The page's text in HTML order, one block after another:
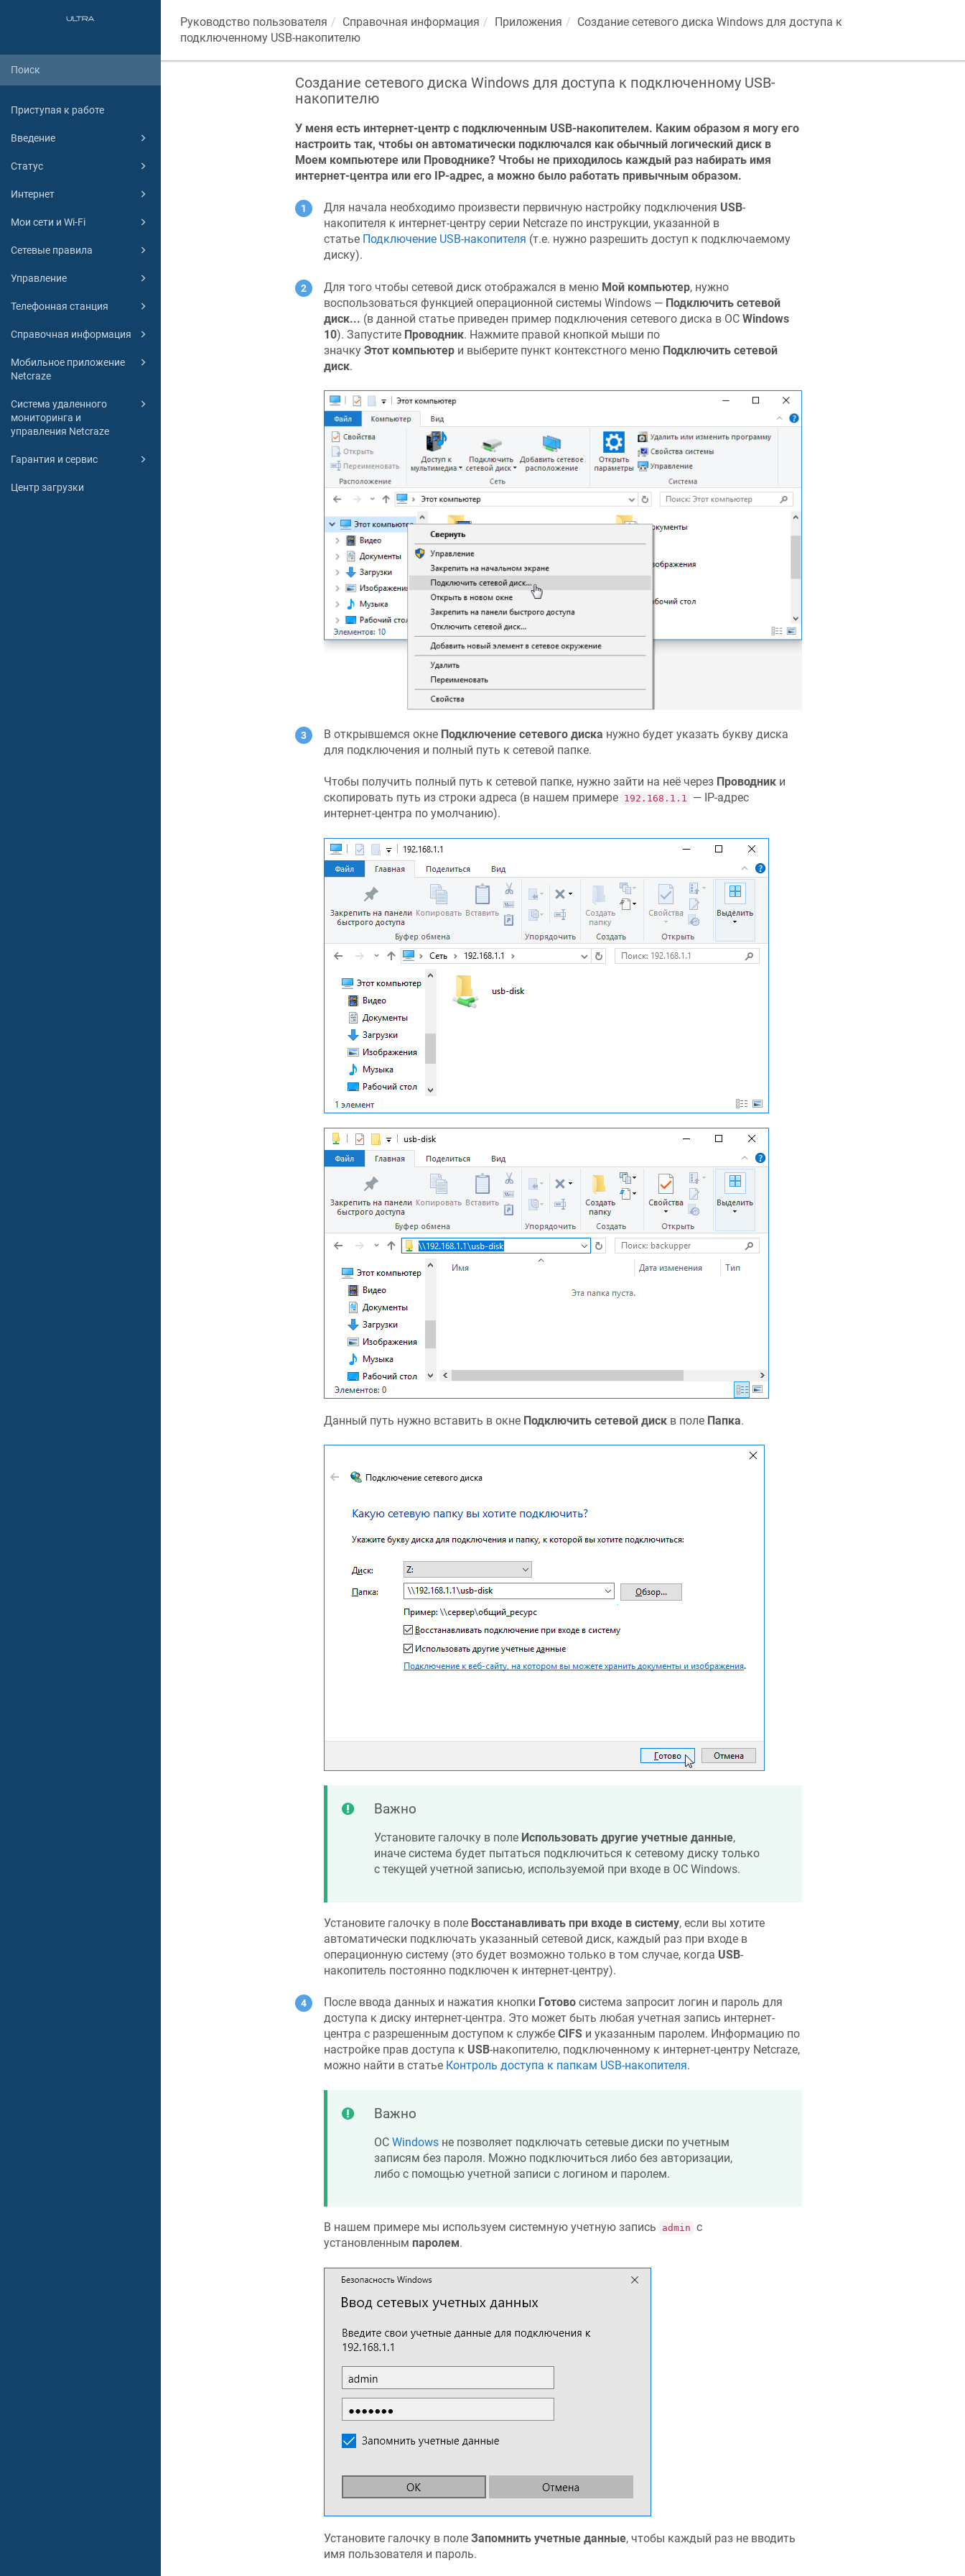
Приступая к работе
Введение
Статус
Интернет
Мои сети и Wi-Fi
Сетевые правила
Управление
Телефонная станция
Справочная информация
Мобильное приложение
Netcraze
Система удаленного
мониторинга и
управления Netcraze
Гарантия и сервис
Центр загрузки
Руководство пользователя Справочная информация Приложения
Создание сетевого диска Windows для доступа к
подключенному USB-накопителю
Создание сетевого диска Windows для доступа к подключенному USB-
накопителю
У меня есть интернет-центр с подключенным USB-накопителем. Каким образом я могу его
настроить так, чтобы он автоматически подключался как обычный логический диск в
Моем компьютере или Проводнике? Чтобы не приходилось каждый раз набирать имя
интернет-центра или его IP-адрес, а можно было работать привычным образом.
Для начала необходимо произвести первичную настройку подключения USB-
накопителя к интернет-центру серии Netcrazeпо инструкции, указанной в
статье Подключение USB-накопителя (т.е. нужно разрешить доступ к подключаемому
диску).
Для того чтобы сетевой диск отображался в меню Мой компьютер, нужно
воспользоваться функцией операционной системы Windows — Подключить сетевой
диск... (в данной статье приведен пример подключения сетевого диска в ОС Windows
10). Запустите Проводник. Нажмите правой кнопкой мыши по
значку Этот компьютери выберите пункт контекстного меню Подключить сетевой
диск.
В открывшемся окне Подключение сетевого диска нужно будет указать букву диска
для подключения и полный путь к сетевой папке.
Чтобы получить полный путь к сетевой папке, нужно зайти на неё через Проводники
скопировать путь из строки адреса (в нашем примере 192.168.1.1
— IP-адрес
интернет-центра по умолчанию).
Данный путь нужно вставить в окне Подключить сетевой дискв поле Папка.
Важно
Установите галочку в поле Использовать другие учетные данные,
иначе система будет пытаться подключиться к сетевому диску только
с текущей учетной записью, используемой при входе в ОС Windows.
Установите галочку в поле Восстанавливать при входе в систему, если вы хотите
автоматически подключать указанный сетевой диск, каждый раз при входе в
операционную систему (это будет возможно только в том случае, когда USB-
накопитель постоянно подключен к интернет-центру).
После ввода данных и нажатия кнопки Готовосистема запросит логин и пароль для
доступа к диску интернет-центра. Это может быть любая учетная запись интернет-
центра с разрешенным доступом к службе CIFSи указанным паролем. Информацию по
настройке прав доступа к USB-накопителю, подключенному к интернет-центру Netcraze,
можно найти в статье Контроль доступа к папкам USB-накопителя.
Важно
ОС Windowsне позволяет подключать сетевые диски по учетным
записям без пароля. Можно подключиться либо без авторизации,
либо с помощью учетной записи с логином и паролем.
В нашем примере мы используем системную учетную запись admin с
установленным паролем.
Установите галочку в поле Запомнить учетные данные, чтобы каждый раз не вводить
имя пользователя и пароль.